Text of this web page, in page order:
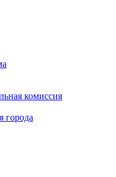
комиссия
города